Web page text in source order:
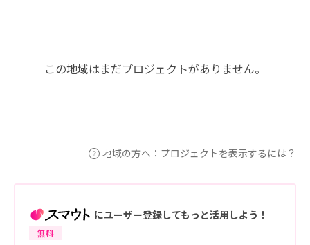
この地域はまだプロジェクトがありません。
地域の方へ：プロジェクトを表示するには？
にユーザー登録してもっと活用しよう！
無料